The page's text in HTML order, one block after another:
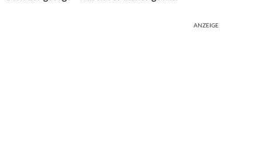
ANZEIGE